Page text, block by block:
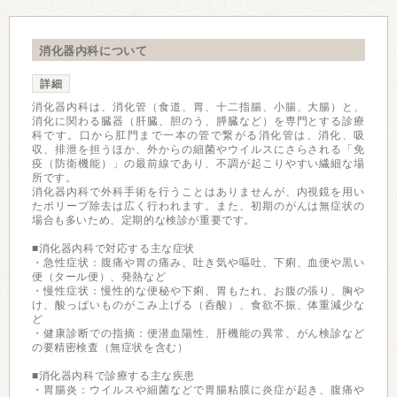
消化器内科について
詳細
消化器内科は、消化管（食道、胃、十二指腸、小腸、大腸）と、
消化に関わる臓器（肝臓、胆のう、膵臓など）を専門とする診療
科です。口から肛門まで一本の管で繋がる消化管は、消化、吸
収、排泄を担うほか、外からの細菌やウイルスにさらされる「免
疫（防衛機能）」の最前線であり、不調が起こりやすい繊細な場
所です。
消化器内科で外科手術を行うことはありませんが、内視鏡を用い
たポリープ除去は広く行われます。また、初期のがんは無症状の
場合も多いため、定期的な検診が重要です。
■消化器内科で対応する主な症状
・急性症状：腹痛や胃の痛み、吐き気や嘔吐、下痢、血便や黒い
便（タール便）、発熱など
・慢性症状：慢性的な便秘や下痢、胃もたれ、お腹の張り、胸や
け、酸っぱいものがこみ上げる（呑酸）、食欲不振、体重減少な
ど
・健康診断での指摘：便潜血陽性、肝機能の異常、がん検診など
の要精密検査（無症状を含む）
■消化器内科で診療する主な疾患
・胃腸炎：ウイルスや細菌などで胃腸粘膜に炎症が起き、腹痛や